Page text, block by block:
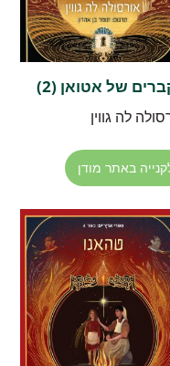
של אטואן (2)
לה גווין
באתר מודן